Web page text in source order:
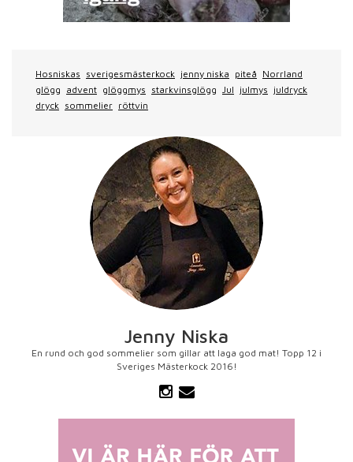
Hosniskas sverigesmästerkock jenny niska piteå Norrland
glögg advent glöggmys starkvinsglögg Jul julmys juldryck
dryck sommelier röttvin
Jenny Niska
En rund och god sommelier som gillar att laga god mat! Topp 12 i
Sveriges Mästerkock 2016!